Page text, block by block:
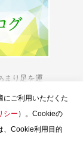
まり足を運
にご利用いただくた
シー ）。Cookieの
、Cookie利用目的